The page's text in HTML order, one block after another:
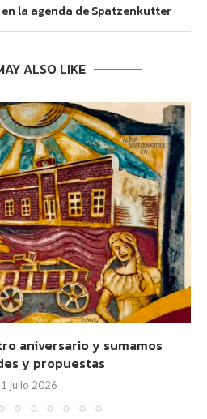
la agenda de Spatzenkutter
ALSO LIKE
aniversario y sumamos
y propuestas
julio 2026